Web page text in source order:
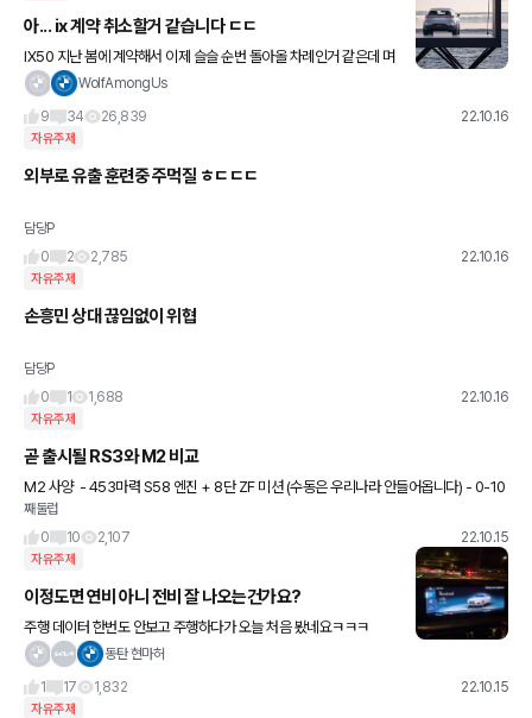
아... ix 계약 취소할거 같습니다 ㄷㄷ
IX50 지난 봄에 계약해서 이제 슬슬 순번 돌아올 차례인거 같은데 며
칠전 공개된 폴스타 3가 너무 취향저격이네요. 디자인도 그렇고 기능
WolfAmongUs
9
34 26,839 22.10.16
자유주제
외부로 유출 훈련중 주먹질 ㅎㄷㄷㄷ
담당P
0
2 2,785 22.10.16
자유주제
손흥민 상대 끊임없이 위협
담당P
0
1 1,688 22.10.16
자유주제
곧 출시될 RS3와 M2 비교
M2 사양 ​ - 453마력 S58 엔진 + 8단 ZF 미션 (수동은 우리나라 안들어옵니다) - 0-10
째둘럽
0
10 2,107 22.10.15
자유주제
이정도면 연비 아니 전비 잘 나오는건가요?
주행 데이터 한번도 안보고 주행하다가 오늘 처음 봤네요ㅋㅋㅋ
동탄 현마허
1
17 1,832 22.10.15
자유주제